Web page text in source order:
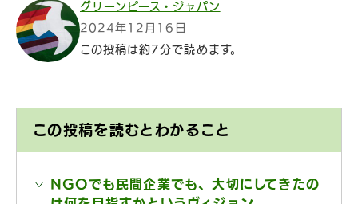
グリーンピース・ジャパン
2024年12月16日
この投稿は約7分で読めます。
この投稿を読むとわかること
NGOでも民間企業でも、大切にしてきたの